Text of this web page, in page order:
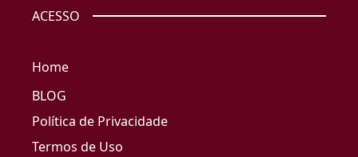
ACESSO
Home
BLOG
Política de Privacidade
Termos de Uso